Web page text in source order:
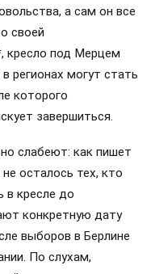
а сам он все
своей
кресло под Мерцем
регионах могут стать
которого
завершиться.
слабеют: как пишет
осталось тех, кто
в кресле до
конкретную дату
выборов в Берлине
По слухам,